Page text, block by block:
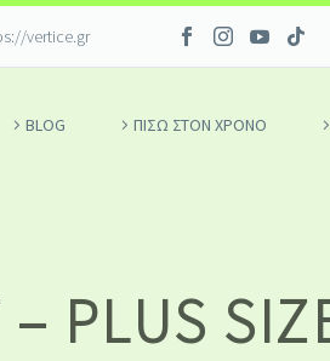
vertice.gr
BLOG ΠΙΣΩ ΣΤΟΝ ΧΡΟΝΟ
PLUS